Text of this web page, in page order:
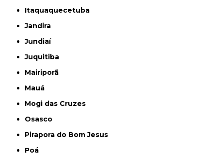
Itaquaquecetuba
Jandira
Jundiaí
Juquitiba
Mairiporã
Mauá
Mogi das Cruzes
Osasco
Pirapora do Bom Jesus
Poá